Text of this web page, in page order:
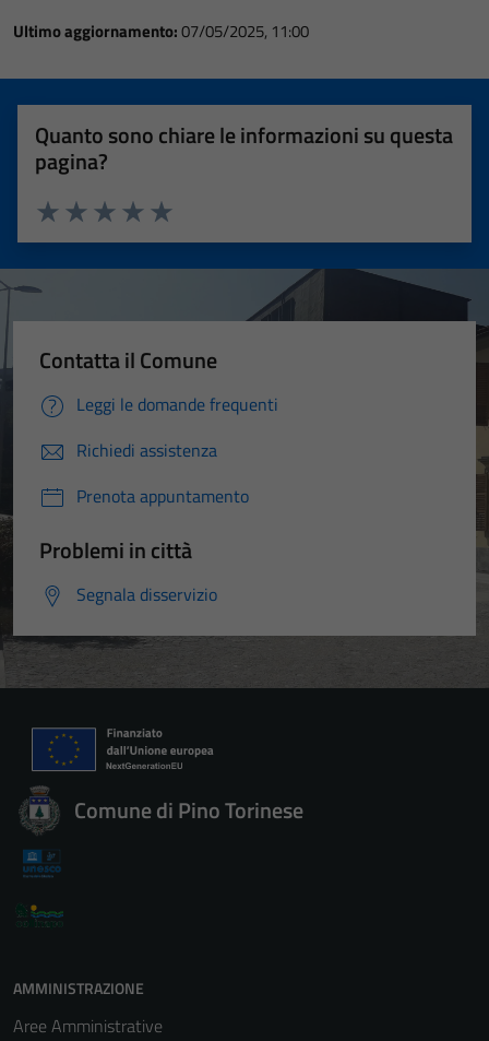
Ultimo aggiornamento:07/05/2025, 11:00
Quanto sono chiare le informazioni su questa
pagina?
Valuta 5 stelle su 5
Valuta 4 stelle su 5
Valuta 3 stelle su 5
Valuta 2 stelle su 5
Valuta 1 stelle su 5
Contatta il Comune
Leggi le domande frequenti
Richiedi assistenza
Prenota appuntamento
Problemi in città
Segnala disservizio
Comune di Pino Torinese
AMMINISTRAZIONE
Aree Amministrative